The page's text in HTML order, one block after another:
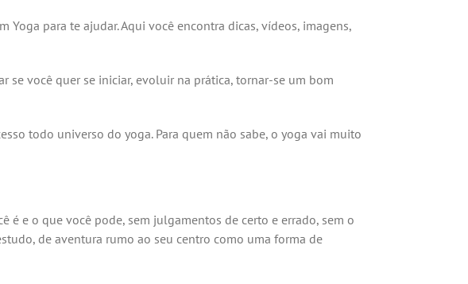
para te ajudar. Aqui você encontra dicas, vídeos, imagens,
se você quer se iniciar, evoluir na prática, tornar-se um bom
todo universo do yoga. Para quem não sabe, o yoga vai muito
e o que você pode, sem julgamentos de certo e errado, sem o
de aventura rumo ao seu centro como uma forma de